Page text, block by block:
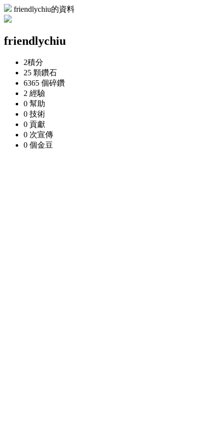
friendlychiu的資料
friendlychiu
2積分
25 顆鑽石
6365 個碎鑽
2 經驗
0 幫助
0 技術
0 貢獻
0 次宣傳
0 個金豆